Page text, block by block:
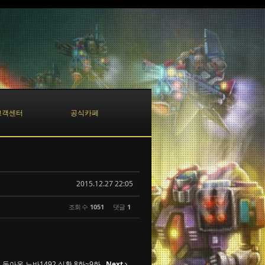
객센터 공식카페
2015.12.27 22:05
조회 수 1051 댓글 1